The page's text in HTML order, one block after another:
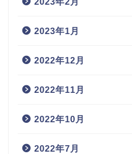
2023年1月
2022年12月
2022年11月
2022年10月
2022年7月